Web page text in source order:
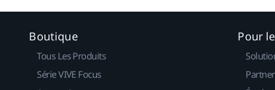
Boutique
Tous Les Produits
Série VIVE Focus
Pour